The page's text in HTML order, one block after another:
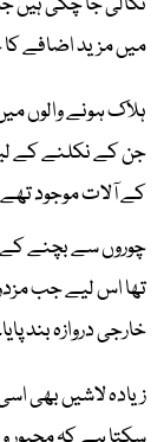
میں مزید اضافے
ہلاک ہونے والوں
جن کے نکلنے کے لیے
کے آلات موجود
چوروں سے بچنے کے
تھا اس لیے جب
خارجی دروازہ بند
زیادہ لاشیں بھی